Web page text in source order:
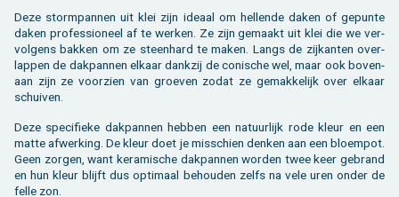
Deze storm­pan­nen uit klei zijn ide­aal om hel­len­de daken of ge­pun­te
daken pro­fes­si­o­neel af te wer­ken. Ze zijn ge­maakt uit klei die we ver­
vol­gens bak­ken om ze steen­hard te maken. Langs de zij­kan­ten over­
lap­pen de dak­pan­nen el­kaar dank­zij de co­ni­sche wel, maar ook bo­ven­
aan zijn ze voor­zien van groe­ven zodat ze ge­mak­ke­lijk over el­kaar
schui­ven.
Deze spe­ci­fie­ke dak­pan­nen heb­ben een na­tuur­lijk rode kleur en een
matte af­wer­king. De kleur doet je mis­schien den­ken aan een bloem­pot.
Geen zor­gen, want ke­ra­mi­sche dak­pan­nen wor­den twee keer ge­brand
en hun kleur blijft dus op­ti­maal be­hou­den zelfs na vele uren onder de
felle zon.